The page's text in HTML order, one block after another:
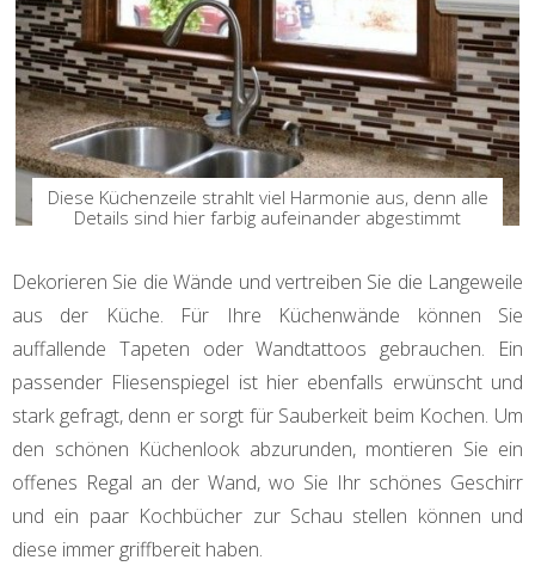
Diese Küchenzeile strahlt viel Harmonie aus, denn alle
Details sind hier farbig aufeinander abgestimmt
Dekorieren Sie die Wände und vertreiben Sie die Langeweile
aus der Küche. Für Ihre Küchenwände können Sie
auffallende Tapeten oder Wandtattoos gebrauchen. Ein
passender Fliesenspiegel ist hier ebenfalls erwünscht und
stark gefragt, denn er sorgt für Sauberkeit beim Kochen. Um
den schönen Küchenlook abzurunden, montieren Sie ein
offenes Regal an der Wand, wo Sie Ihr schönes Geschirr
und ein paar Kochbücher zur Schau stellen können und
diese immer griffbereit haben.